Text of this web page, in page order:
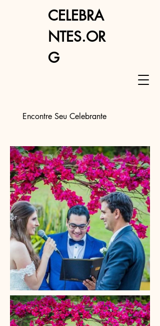
Encontre Seu Celebrante
CELEBRA
NTES.OR
G